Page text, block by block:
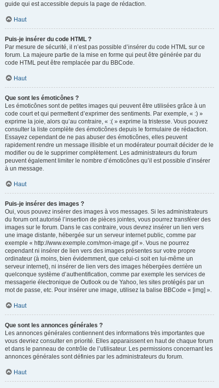
guide qui est accessible depuis la page de rédaction.
Haut
Puis-je insérer du code HTML ?
Par mesure de sécurité, il n’est pas possible d’insérer du code HTML sur ce
forum. La majeure partie de la mise en forme qui peut être générée par du
code HTML peut être remplacée par du BBCode.
Haut
Que sont les émoticônes ?
Les émoticônes sont de petites images qui peuvent être utilisées grâce à un
code court et qui permettent d’exprimer des sentiments. Par exemple, « :) »
exprime la joie, alors qu’au contraire, « :( » exprime la tristesse. Vous pouvez
consulter la liste complète des émoticônes depuis le formulaire de rédaction.
Essayez cependant de ne pas abuser des émoticônes, elles peuvent
rapidement rendre un message illisible et un modérateur pourrait décider de le
modifier ou de le supprimer complètement. Les administrateurs du forum
peuvent également limiter le nombre d’émoticônes qu’il est possible d’insérer
à un message.
Haut
Puis-je insérer des images ?
Oui, vous pouvez insérer des images à vos messages. Si les administrateurs
du forum ont autorisé l’insertion de pièces jointes, vous pourrez transférer des
images sur le forum. Dans le cas contraire, vous devrez insérer un lien vers
une image distante, hébergée sur un serveur internet public, comme par
exemple « http://www.exemple.com/mon-image.gif ». Vous ne pourrez
cependant ni insérer de lien vers des images présentes sur votre propre
ordinateur (à moins, bien évidemment, que celui-ci soit en lui-même un
serveur internet), ni insérer de lien vers des images hébergées derrière un
quelconque système d’authentification, comme par exemple les services de
messagerie électronique de Outlook ou de Yahoo, les sites protégés par un
mot de passe, etc. Pour insérer une image, utilisez la balise BBCode « [img] ».
Haut
Que sont les annonces générales ?
Les annonces générales contiennent des informations très importantes que
vous devriez consulter en priorité. Elles apparaissent en haut de chaque forum
et dans le panneau de contrôle de l’utilisateur. Les permissions concernant les
annonces générales sont définies par les administrateurs du forum.
Haut